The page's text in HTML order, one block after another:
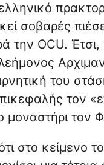
σοβαρές
την ΟCU.
του
τον
τον
στο κείμενο